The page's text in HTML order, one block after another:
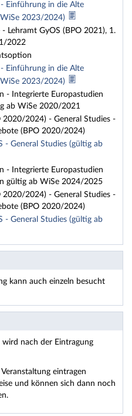
Einführung in die Alte
2023/2024)
Lehramt GyOS (BPO 2021), 1.
2022
Einführung in die Alte
2023/2024)
- Integrierte Europastudien
ab WiSe 2020/2021
2020/2024) - General Studies -
(BPO 2020/2024)
- General Studies (gültig ab
- Integrierte Europastudien
gültig ab WiSe 2024/2025
2020/2024) - General Studies -
(BPO 2020/2024)
- General Studies (gültig ab
kann auch einzeln besucht
wird nach der Eintragung
eintragen
und können sich dann noch